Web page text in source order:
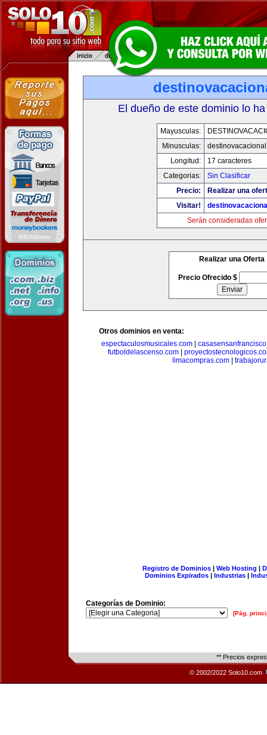
El dueño de este dominio lo
Mayusculas:
Minusculas:
Longitud:
17 caracteres
Categorias:
Sin Clasificar
Precio:
Realizar una
Visitar!
Serán consideradas
Realizar una Oferta
Precio Ofrecido $
Otros dominios en venta:
espectaculosmusicales.com|
futboldelascenso.com
limacompras.com
Registro de Dominios| Web Hosting |
Dominios Expirados | Industrias |
Categorías de Dominio:
[Pág.
** Precios
© 2002/2022 Solo10.com